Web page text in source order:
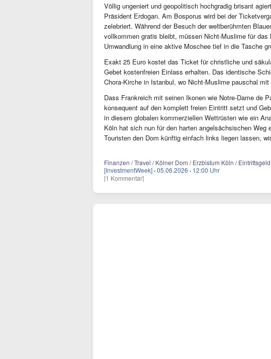
Völlig ungeniert und geopolitisch hochgradig brisant
Präsident Erdogan. Am Bosporus wird bei der
zelebriert. Während der Besuch der weltberühmten
vollkommen gratis bleibt, müssen Nicht-Muslime für
Umwandlung in eine aktive Moschee tief in die Tasche
Exakt 25 Euro kostet das Ticket für christliche und
Gebet kostenfreien Einlass erhalten. Das identische
Chora-Kirche in Istanbul, wo Nicht-Muslime pauschal
Dass Frankreich mit seinen Ikonen wie Notre-Dame de
konsequent auf den komplett freien Eintritt setzt und
in diesem globalen kommerziellen Wettrüsten wie ein
Köln hat sich nun für den harten angelsächsischen
Touristen den Dom künftig einfach links liegen lassen,
Finanzen / Travel / Kölner Dom / Erzbistum Köln /
[InvestmentWeek] ·05.06.2026 · 12:00 Uhr
[1 Kommentar]